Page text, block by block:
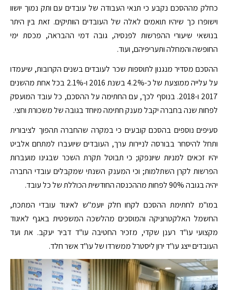
כחלק מההסכם נקבע כי תנאי העבודה של עובדים עם ותק נמוך יושוו
וישופרו כך שיהיו תואמים לאלה של העובדים הוותיקים. זאת בין היתר
בנושאי שיעורי ההפרשות לפנסיה, גובה דמי ההבראה, מכסת ימי
החופשה והמחלה ותעריפיהם, ועוד.
ההסכם מסדיר מנגנון לתוספות שכר לעובדים בשנים הקרובות, שיעמדו
על עלייה ממוצעת של כ-4.2% בשנת 2016 ו-2.1% בכל אחת מהשנים
2017 ו-2018. בנוסף לכך, עם החתימה על ההסכם, כל עובד המועסק
לפחות שנה בחברה יקבל מענק חתימה מיוחד בגובה של משכורת וחצי.
סעיפים נוספים בהסכם קובעים כי במקרה שהחברה תהפוך לציבורית
ותחל להיסחר בבורסה לניירות ערך, העובדים שיועברו למתחם אלביט
יהיו זכאים למניות שיונפקו; כי תבוטל תקרת השכר שבגינו מועברות
הפרשות לקרן השתלמות; וכי המענק השנתי שמקבלים עובדי החברה
יהיה בגובה 90% לפחות מההכנסה החודשית הכוללת של כל עובד.
במו"מ לחתימת ההסכם לקחו חלק יועמ"ש לאיגוד עובדי המתכת,
החשמל האלקטרוניקה והמוסכים מהלשכה המשפטית באגף לאיגוד
מקצועי עו"ד רענן שקדי, מזכיר החטיבה עו"ד דביר יעקב. את ועד
העובדים ייצג עו"ד ירון ליסטרל ממשרדו של עו"ד אשר חלד.